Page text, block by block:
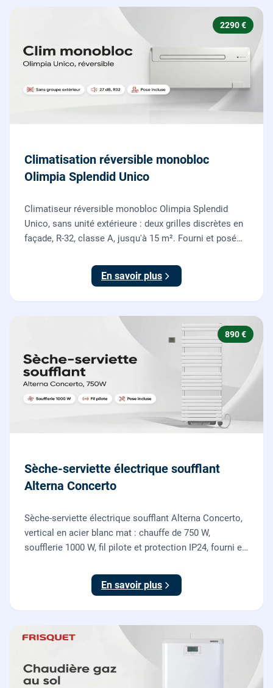
2290 €
Climatisation réversible monobloc
Olimpia Splendid Unico
Climatiseur réversible monobloc Olimpia Splendid
Unico, sans unité extérieure : deux grilles discrètes en
façade, R-32, classe A, jusqu'à 15 m². Fourni et posé
En savoir plus
890 €
Sèche-serviette électrique soufflant
Alterna Concerto
Sèche-serviette électrique soufflant Alterna Concerto,
vertical en acier blanc mat : chauffe de 750 W,
soufflerie 1000 W, fil pilote et protection IP24, fourni et
En savoir plus